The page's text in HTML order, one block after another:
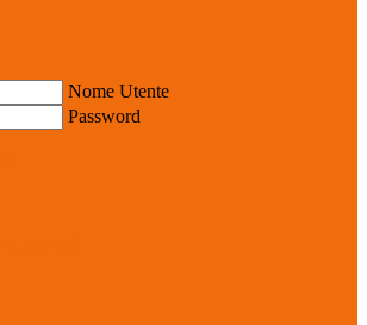
Nome Utente
Password